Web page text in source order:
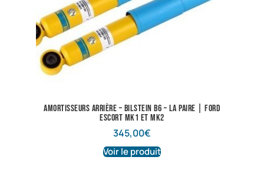
Amortisseurs arrière – Bilstein B6 – La paire | Ford
Escort Mk1 et Mk2
345,00€
Voir le produit